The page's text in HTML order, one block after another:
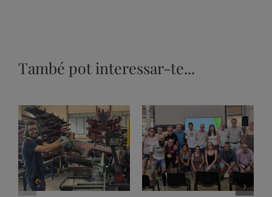
També pot interessar-te...